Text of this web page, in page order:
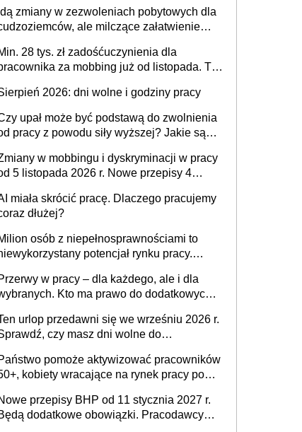
od ustania stosunku pracy
Idą zmiany w zezwoleniach pobytowych dla
ale milczące załatwienie
28 tys. zł zadośćuczynienia dla
za mobbing już od listopada. To
2026: dni wolne i godziny pracy
upał może być podstawą do zwolnienia
pracy z powodu siły wyższej? Jakie są
w mobbingu i dyskryminacji w pracy
5 listopada 2026 r. Nowe przepisy 4
miała skrócić pracę. Dlaczego pracujemy
dłużej?
osób z niepełnosprawnościami to
potencjał rynku pracy.
czy refundacji, ale bariery po
systemu i świadomości
[WYWIAD]
w pracy – dla każdego, ale i dla
Kto ma prawo do dodatkowych
urlop przedawni się we wrześniu 2026 r.
czy masz dni wolne do
pomoże aktywizować pracowników
kobiety wracające na rynek pracy po
neuroatypowe. Powstanie Fundusz
rzecz Inkluzywności w Zatrudnianiu?
przepisy BHP od 11 stycznia 2027 r.
dodatkowe obowiązki. Pracodawcy